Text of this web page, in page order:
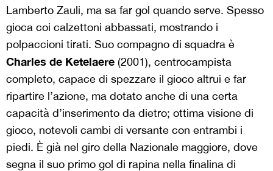
Lamberto Zauli, ma sa far gol quando serve. Spesso
gioca coi calzettoni abbassati, mostrando i
polpaccioni tirati. Suo compagno di squadra è
Charles de Ketelaere (2001), centrocampista
completo, capace di spezzare il gioco altrui e far
ripartire l’azione, ma dotato anche di una certa
capacità d’inserimento da dietro; ottima visione di
gioco, notevoli cambi di versante con entrambi i
piedi. È già nel giro della Nazionale maggiore, dove
segna il suo primo gol di rapina nella finalina di